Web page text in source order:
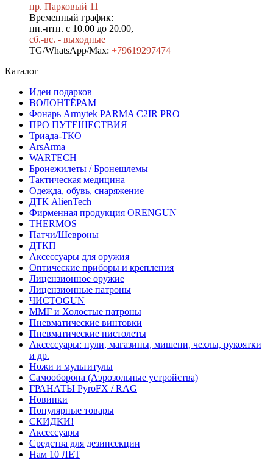
пр. Парковый 11
Временный график:
пн.-птн. с 10.00 до 20.00,
сб.-вс. - выходные
TG/WhatsApp/Max: +79619297474
Каталог
Идеи подарков
ВОЛОНТЁРАМ
Фонарь Armytek PARMA C2IR PRO
ПРО ПУТЕШЕСТВИЯ
Триада-ТКО
ArsArma
WARTECH
Бронежилеты / Бронешлемы
Тактическая медицина
Одежда, обувь, снаряжение
ДТК AlienTech
Фирменная продукция ORENGUN
THERMOS
Патчи/Шевроны
ДТКП
Аксессуары для оружия
Оптические приборы и крепления
Лицензионное оружие
Лицензионные патроны
ЧИСТОGUN
ММГ и Холостые патроны
Пневматические винтовки
Пневматические пистолеты
Аксессуары: пули, магазины, мишени, чехлы, рукоятки
и др.
Ножи и мультитулы
Самооборона (Аэрозольные устройства)
ГРАНАТЫ PyroFX / RAG
Новинки
Популярные товары
СКИДКИ!
Аксессуары
Средства для дезинсекции
Нам 10 ЛЕТ